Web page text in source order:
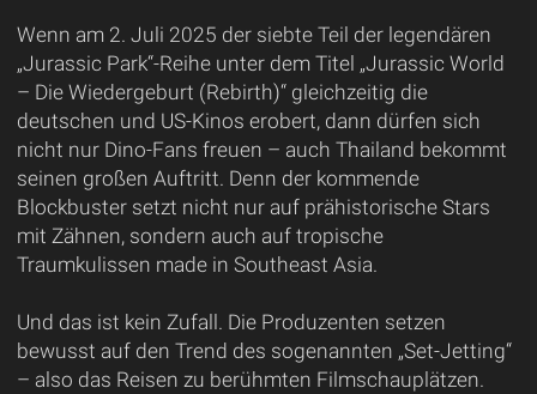
Wenn am 2. Juli 2025 der siebte Teil der legendären
„Jurassic Park“-Reihe unter dem Titel „Jurassic World
– Die Wiedergeburt (Rebirth)“ gleichzeitig die
deutschen und US-Kinos erobert, dann dürfen sich
nicht nur Dino-Fans freuen – auch Thailand bekommt
seinen großen Auftritt. Denn der kommende
Blockbuster setzt nicht nur auf prähistorische Stars
mit Zähnen, sondern auch auf tropische
Traumkulissen made in Southeast Asia.
Und das ist kein Zufall. Die Produzenten setzen
bewusst auf den Trend des sogenannten „Set-Jetting“
– also das Reisen zu berühmten Filmschauplätzen.